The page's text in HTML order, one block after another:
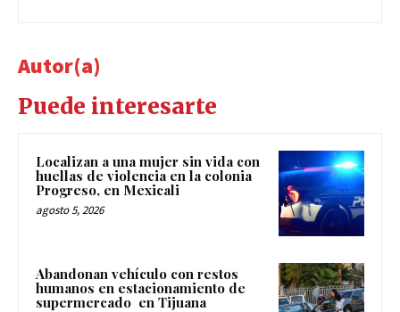
Autor(a)
Puede interesarte
Localizan a una mujer sin vida con
huellas de violencia en la colonia
Progreso, en Mexicali
agosto 5, 2026
Abandonan vehículo con restos
humanos en estacionamiento de
supermercado en Tijuana